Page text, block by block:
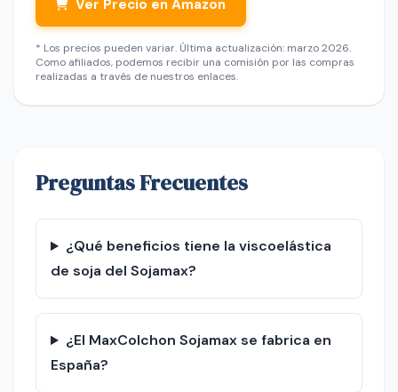
Ver Precio en Amazon
* Los precios pueden variar. Última actualización: marzo 2026.
Como afiliados, podemos recibir una comisión por las compras
realizadas a través de nuestros enlaces.
Preguntas Frecuentes
¿Qué beneficios tiene la viscoelástica
de soja del Sojamax?
¿El MaxColchon Sojamax se fabrica en
España?